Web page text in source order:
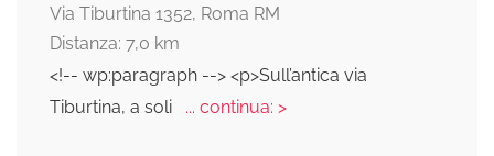
Via Tiburtina 1352, Roma RM
Distanza: 7,0 km
<!-- wp:paragraph --> <p>Sull’antica via
Tiburtina, a soli
... continua: >